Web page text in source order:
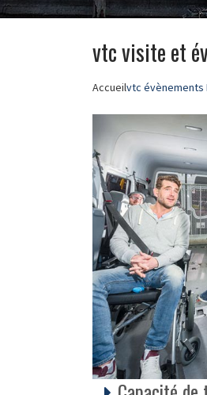
vtc visite et
Accueilvtc évènements